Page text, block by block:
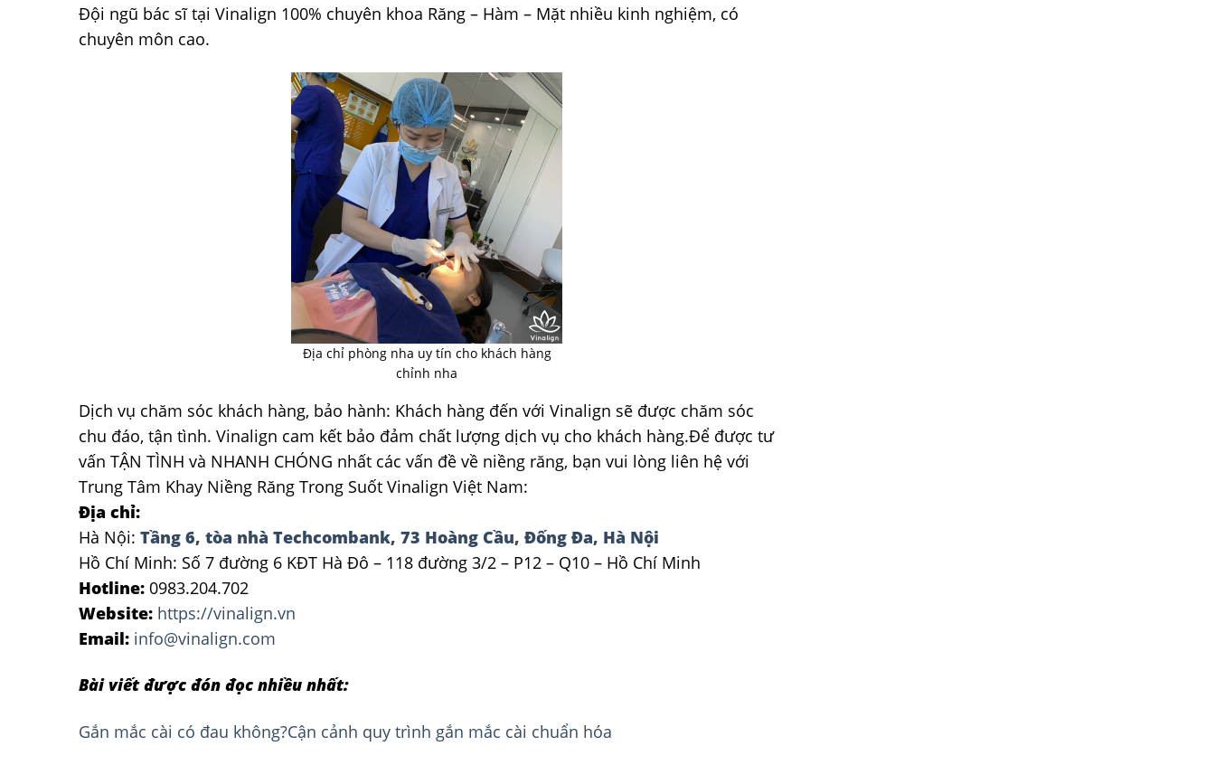
Đội ngũ bác sĩ tại Vinalign 100% chuyên khoa Răng – Hàm – Mặt nhiều kinh nghiệm, có
chuyên môn cao.
Địa chỉ phòng nha uy tín cho khách hàng
chỉnh nha
Dịch vụ chăm sóc khách hàng, bảo hành: Khách hàng đến với Vinalign sẽ được chăm sóc
chu đáo, tận tình. Vinalign cam kết bảo đảm chất lượng dịch vụ cho khách hàng.Để được tư
vấn TẬN TÌNH và NHANH CHÓNG nhất các vấn đề về niềng răng, bạn vui lòng liên hệ với
Trung Tâm Khay Niềng Răng Trong Suốt Vinalign Việt Nam:
Địa chỉ:
Hà Nội: Tầng 6, tòa nhà Techcombank, 73 Hoàng Cầu, Đống Đa, Hà Nội
Hồ Chí Minh: Số 7 đường 6 KĐT Hà Đô – 118 đường 3/2 – P12 – Q10 – Hồ Chí Minh
Hotline: 0983.204.702
Website: https://vinalign.vn
Email: info@vinalign.com
Bài viết được đón đọc nhiều nhất:
Gắn mắc cài có đau không?Cận cảnh quy trình gắn mắc cài chuẩn hóa